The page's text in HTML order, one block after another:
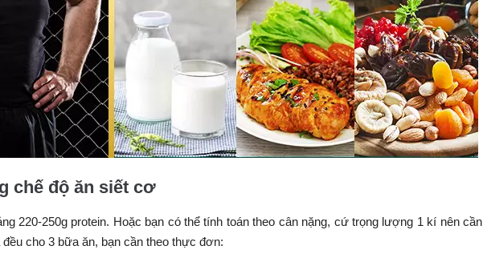
chế độ ăn siết cơ
220-250g protein. Hoặc bạn có thể tính toán theo cân nặng, cứ trọng lượng 1 kí nên cần
cho 3 bữa ăn, bạn cần theo thực đơn: